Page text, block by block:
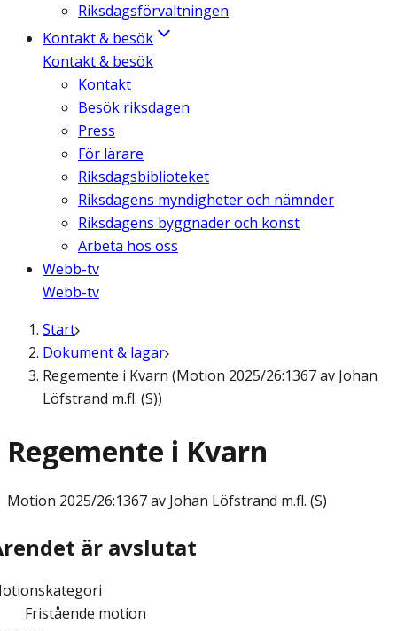
Riksdagsförvaltningen
Kontakt & besök
Kontakt & besök
Kontakt
Besök riksdagen
Press
För lärare
Riksdagsbiblioteket
Riksdagens myndigheter och nämnder
Riksdagens byggnader och konst
Arbeta hos oss
Webb-tv
Webb-tv
Start
Dokument & lagar
Regemente i Kvarn (Motion 2025/26:1367 av Johan
Löfstrand m.fl. (S))
Regemente i Kvarn
Motion 2025/26:1367 av Johan Löfstrand m.fl. (S)
är avslutat
Fristående motion